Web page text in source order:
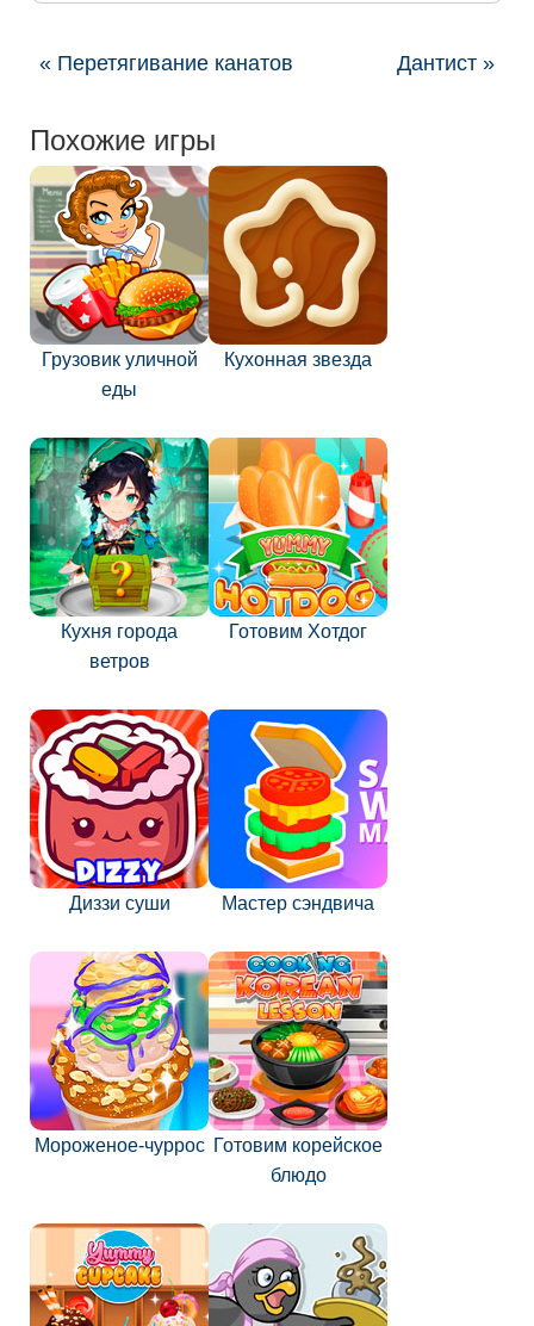
« Перетягивание канатов Дантист »
Похожие игры
Грузовик уличной
еды
Кухонная звезда
Кухня города
ветров
Готовим Хотдог
Диззи суши Мастер сэндвича
Мороженое-чуррос Готовим корейское
блюдо